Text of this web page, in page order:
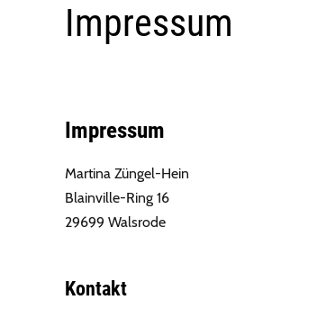
Impressum
Impressum
Martina Züngel-Hein
Blainville-Ring 16
29699 Walsrode
Kontakt